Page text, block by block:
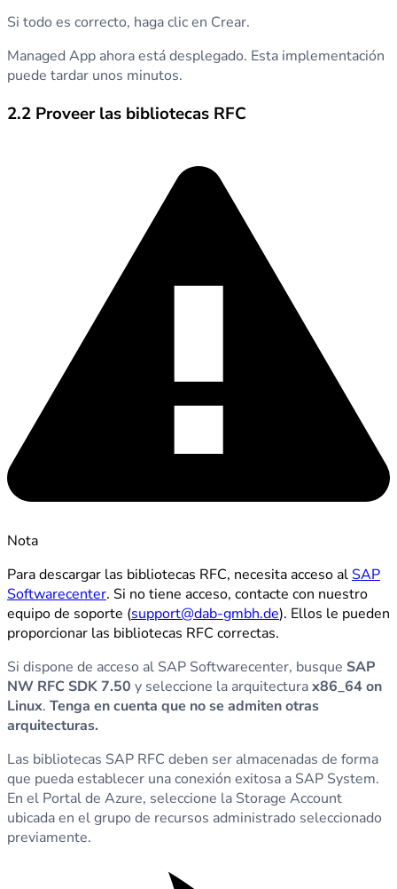
Si todo es correcto, haga clic en Crear.
Managed App ahora está desplegado. Esta implementación
puede tardar unos minutos.
2.2 Proveer las bibliotecas RFC
Nota
Para descargar las bibliotecas RFC, necesita acceso al SAP
Softwarecenter. Si no tiene acceso, contacte con nuestro
equipo de soporte (support@dab-gmbh.de). Ellos le pueden
proporcionar las bibliotecas RFC correctas.
Si dispone de acceso al SAP Softwarecenter, busque SAP
NW RFC SDK 7.50 y seleccione la arquitecturax86_64 on
Linux. Tenga en cuenta que no se admiten otras
arquitecturas.
Las bibliotecas SAP RFC deben ser almacenadas de forma
que pueda establecer una conexión exitosa a SAP System.
En el Portal de Azure, seleccione la Storage Account
ubicada en el grupo de recursos administrado seleccionado
previamente.